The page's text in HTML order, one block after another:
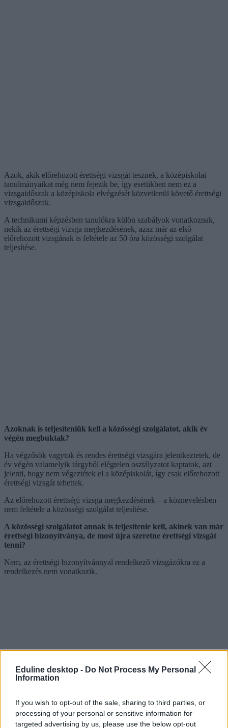
Eduline desktop - Do Not Process My Personal
Information
If you wish to opt-out of the sale, sharing to third parties, or
processing of your personal or sensitive information for
targeted advertising by us, please use the below opt-out
Azok, akik előrehozott érettségi vizsgát tesznek, a középiskolai
tanulmányaikat még nem fejezik be, így esetükben nem ez a
vizsgaidőszak a középiskola elvégzését közvetlenül követő érettségi
vizsgaidőszak.
A technikumi képzésben tanulókra külön szabályok vonatkoznak,
nekik az érettségi vizsga megkezdésének, azaz már az első
előrehozott vizsgának is feltétele az 50 óra közösségi szolgálat
teljesítése.
Azoknak is teljesíteniük kell a közösségi szolgálatot, akik év
végén megbuktak?
Ha végzősök vagytok és rendes érettségi vizsgára jelentkeztetek, de
év végén valamelyik tárgyból elégtelen osztályzatot kaptatok, azt
jelenti, hogy nem végeztétek el a középiskolát, így csak előrehozott
érettségi vizsgát tehettek.
Az előrehozott érettségi vizsga megkezdésének – a köznevelésben –
nem feltétele a közösségi szolgálat teljesítése.
A közösségi szolgálatot annak is teljesítenie kell, akinek van már
érettségi bizonyítványa, de most újra szeretne érettségi vizsgát
tenni?
Nem, az érettségi bizonyítvánnyal rendelkező vizsgázókra ez a
rendelkezés nem vonatkozik.